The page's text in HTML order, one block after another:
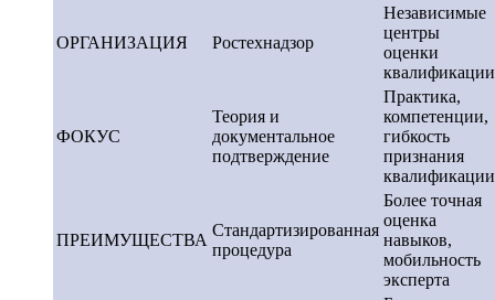
ОРГАНИЗАЦИЯ Ростехнадзор
Независимые
центры
оценки
квалификации
ФОКУС
Теория и
документальное
подтверждение
Практика,
компетенции,
гибкость
признания
квалификации
ПРЕИМУЩЕСТВА
Стандартизированная
процедура
Более точная
оценка
навыков,
мобильность
эксперта